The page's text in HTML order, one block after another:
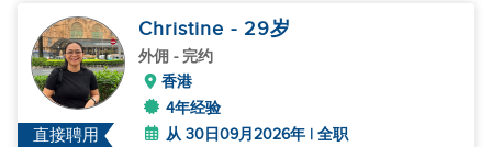
直接聘用
Christine - 29岁
外佣 - 完约
香港
4年经验
从 30日09月2026年 | 全职